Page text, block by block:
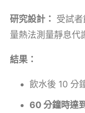
研究設計：
受試
量熱法測量靜息代
結果：
飲水後 10 分
60 分鐘時達